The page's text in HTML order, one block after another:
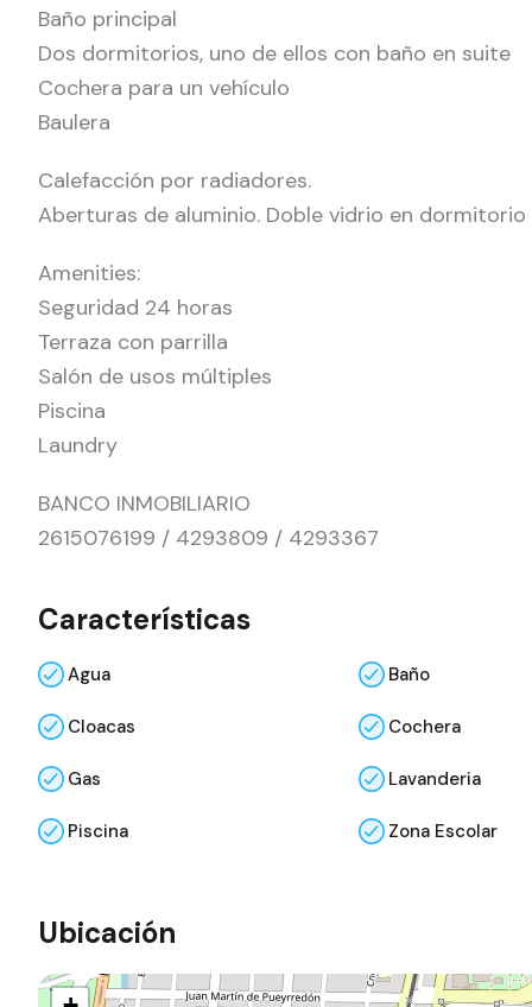
Baño principal
Dos dormitorios, uno de ellos con baño en suite
Cochera para un vehículo
Baulera
Calefacción por radiadores.
Aberturas de aluminio. Doble vidrio en dormitorio
Amenities:
Seguridad 24 horas
Terraza con parrilla
Salón de usos múltiples
Piscina
Laundry
BANCO INMOBILIARIO
2615076199 / 4293809 / 4293367
Características
Agua Baño
Cloacas Cochera
Gas Lavanderia
Piscina Zona Escolar
Ubicación